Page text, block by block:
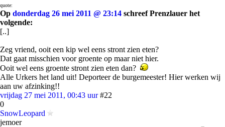
quote:
Op donderdag 26 mei 2011 @ 23:14 schreef Prenzlauer het
volgende:
[..]
Zeg vriend, ooit een kip wel eens stront zien eten?
Dat gaat misschien voor groente op maar niet hier.
Ooit wel eens groente stront zien eten dan?
Alle Urkers het land uit! Deporteer de burgemeester! Hier werken wij
aan uw afzinking!!
vrijdag 27 mei 2011, 00:43 uur #22
0
SnowLeopard
jemoer